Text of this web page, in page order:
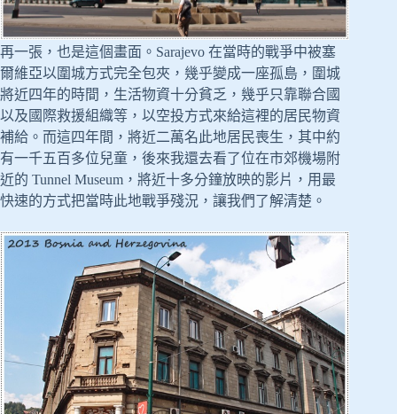
再一張，也是這個畫面。Sarajevo 在當時的戰爭中被塞
爾維亞以圍城方式完全包夾，幾乎變成一座孤島，圍城
將近四年的時間，生活物資十分貧乏，幾乎只靠聯合國
以及國際救援組織等，以空投方式來給這裡的居民物資
補給。而這四年間，將近二萬名此地居民喪生，其中約
有一千五百多位兒童，後來我還去看了位在市郊機場附
近的 Tunnel Museum，將近十多分鐘放映的影片，用最
快速的方式把當時此地戰爭殘況，讓我們了解清楚。